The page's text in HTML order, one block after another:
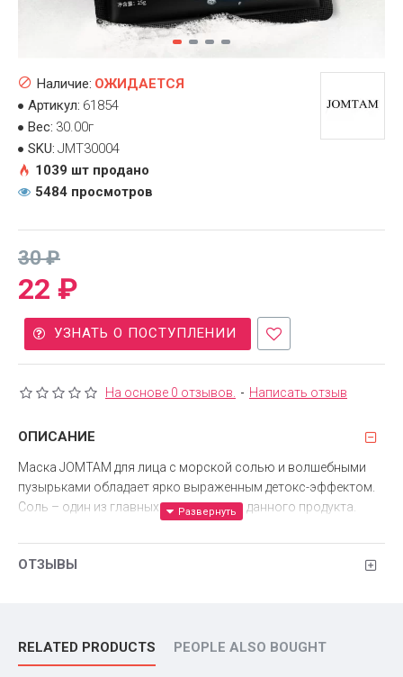
На основе 0 отзывов. - Написать отзыв
22 ₽
30 ₽
Наличие: ОЖИДАЕТСЯ
Артикул: 61854
Вес: 30.00г
SKU: JMT30004
1039 шт продано
5484 просмотров
УЗНАТЬ О ПОСТУПЛЕНИИ
ОПИСАНИЕ
Маска JOMTAM для лица с морской солью и волшебными
пузырьками обладает ярко выраженным детокс-эффектом.
Соль – один из главных ингредиентов данного продукта.
обладательниц жирной кожи. Ведь под воздействием
морской соли уменьшается выработка кожного жира
способствует увлажнению и разглаживанию мимических
морщинок.
ОТЗЫВЫ
RELATED PRODUCTS PEOPLE ALSO BOUGHT